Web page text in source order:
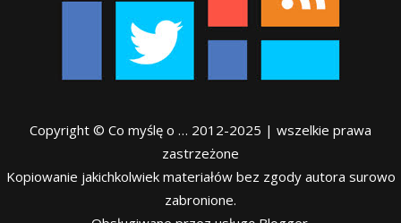
Copyright © Co myślę o … 2012-2025 | wszelkie prawa
zastrzeżone
Kopiowanie jakichkolwiek materiałów bez zgody autora surowo
zabronione.